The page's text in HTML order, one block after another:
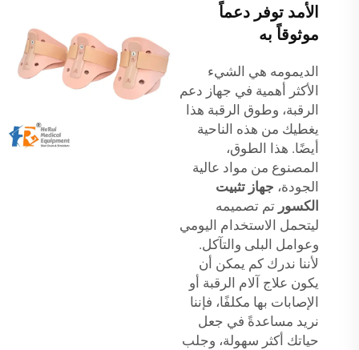
الأمد توفر دعماً
موثوقاً به
الديمومه هي الشيء
الأكثر أهمية في جهاز دعم
الرقبة، وطوق الرقبة هذا
يغطيك من هذه الناحية
أيضًا. هذا الطوق،
المصنوع من مواد عالية
الجودة، جهاز تثبيت
الكسور تم تصميمه
ليتحمل الاستخدام اليومي
وعوامل البلى والتآكل.
لأننا ندرك كم يمكن أن
يكون علاج آلام الرقبة أو
الإصابات بها مكلفًا، فإننا
نريد مساعدةً في جعل
حياتك أكثر سهولة، وجلب